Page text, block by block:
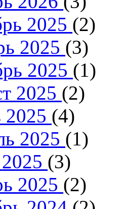
2025 (2)
2025 (3)
2025 (1)
2025 (2)
(4)
2025 (1)
(3)
2025 (2)